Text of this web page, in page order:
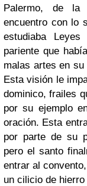
Palermo, de la
encuentro con lo
estudiaba
pariente que
malas artes en
Esta visión le
dominico, frailes
por su ejemplo
oración. Esta
por parte de su
pero el santo
entrar al
un cilicio de hierro